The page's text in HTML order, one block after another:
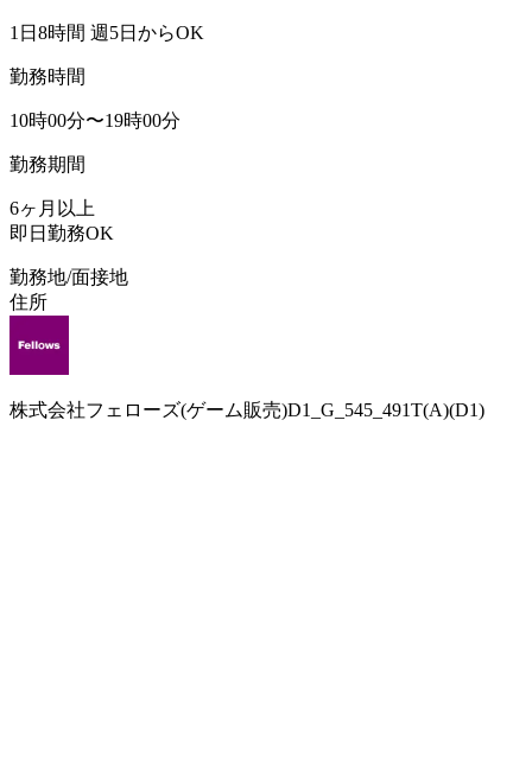
1日8時間 週5日からOK
勤務時間
10時00分〜19時00分
勤務期間
6ヶ月以上
即日勤務OK
勤務地/面接地
住所
株式会社フェローズ(ゲーム販売)D1_G_545_491T(A)(D1)